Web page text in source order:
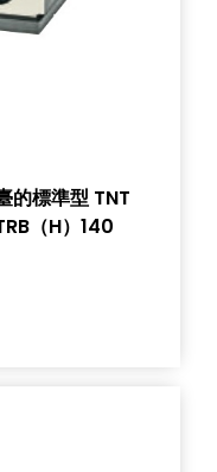
的標準型 TNT
（H）140